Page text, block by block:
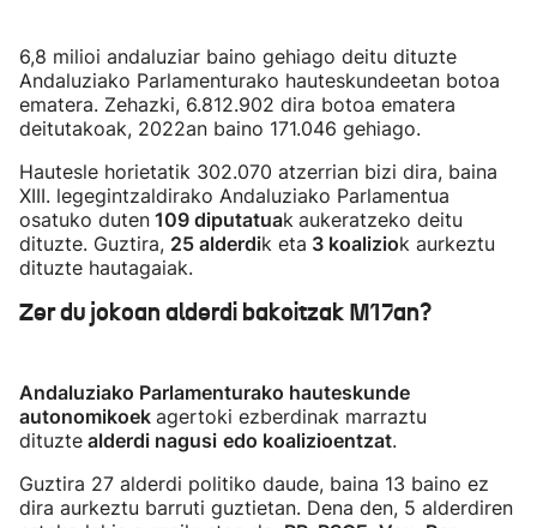
6,8 milioi andaluziar baino gehiago deitu dituzte
Andaluziako Parlamenturako hauteskundeetan botoa
ematera. Zehazki, 6.812.902 dira botoa ematera
deitutakoak, 2022an baino 171.046 gehiago.
Hautesle horietatik 302.070 atzerrian bizi dira, baina
XIII. legegintzaldirako Andaluziako Parlamentua
osatuko duten 109 diputatuak aukeratzeko deitu
dituzte. Guztira, 25 alderdik eta 3 koaliziok aurkeztu
dituzte hautagaiak.
Zer du jokoan alderdi bakoitzak M17an?
Andaluziako Parlamenturako hauteskunde
autonomikoek agertoki ezberdinak marraztu
dituzte alderdi nagusi edo koalizioentzat.
Guztira 27 alderdi politiko daude, baina 13 baino ez
dira aurkeztu barruti guztietan. Dena den, 5 alderdiren